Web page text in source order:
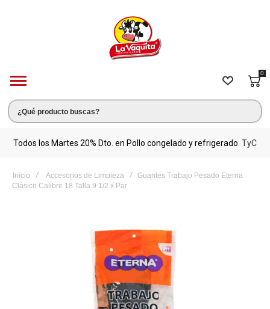
0
Todos los Martes 20% Dto. en Pollo congelado y refrigerado. TyC
Inicio Accesorios de Limpieza
Guantes Trabajo Pesado Eterna
Clásico Calibre 18 Talla 9 1/2 x Par